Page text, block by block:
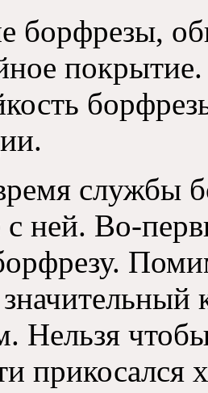
борфрезы,
службы
ней. Во-
Нельзя
прикосался